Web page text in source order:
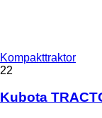
Kompakttraktor
22
Kubota